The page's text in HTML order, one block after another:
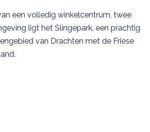
een volledig winkelcentrum, twee
ligt het Slingepark, een prachtig
van Drachten met de Friese